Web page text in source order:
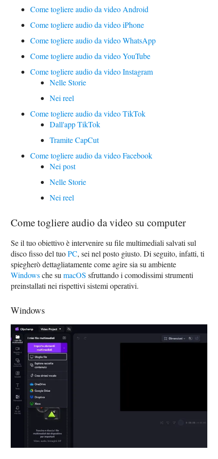
Come togliere audio da video Android
Come togliere audio da video iPhone
Come togliere audio da video WhatsApp
Come togliere audio da video YouTube
Come togliere audio da video Instagram
Nelle Storie
Nei reel
Come togliere audio da video TikTok
Dall'app TikTok
Tramite CapCut
Come togliere audio da video Facebook
Nei post
Nelle Storie
Nei reel
Come togliere audio da video su computer
Se il tuo obiettivo è intervenire su file multimediali salvati sul
disco fisso del tuoPC, sei nel posto giusto. Di seguito, infatti, ti
spiegherò dettagliatamente come agire sia su ambiente
Windowsche sumacOS sfruttando i comodissimi strumenti
preinstallati nei rispettivi sistemi operativi.
Windows